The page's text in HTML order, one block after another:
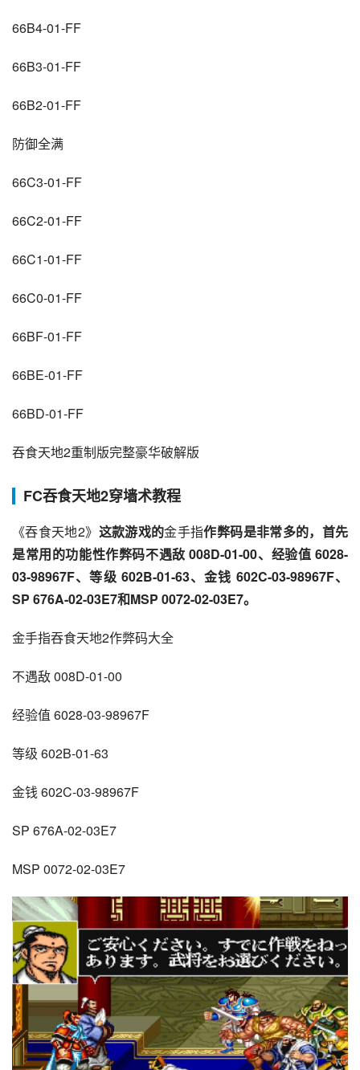
66B4-01-FF
66B3-01-FF
66B2-01-FF
防御全满
66C3-01-FF
66C2-01-FF
66C1-01-FF
66C0-01-FF
66BF-01-FF
66BE-01-FF
66BD-01-FF
吞食天地2重制版完整豪华破解版
FC吞食天地2穿墙术教程
《吞食天地2》 这款游戏的金手指作弊码是非常多的，首先
是常用的功能性作弊码不遇敌 008D-01-00、经验值 6028-
03-98967F、等级 602B-01-63、金钱 602C-03-98967F、
SP 676A-02-03E7和MSP 0072-02-03E7。
金手指吞食天地2作弊码大全
不遇敌 008D-01-00
经验值 6028-03-98967F
等级 602B-01-63
金钱 602C-03-98967F
SP 676A-02-03E7
MSP 0072-02-03E7